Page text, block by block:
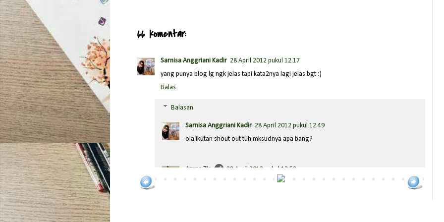
66 komentar:
Sarnisa Anggriani Kadir 28 April 2012 pukul 12.17
yang punya blog lg ngk jelas tapi kata2nya lagi jelas bgt :)
Balas
Balasan
Sarnisa Anggriani Kadir 28 April 2012 pukul 12.49
oia ikutan shout out tuh mksudnya apa bang?
Azura Zie
28 April 2012 pukul 12.52
Baca postingan yang dibawahnya deh niz, Blogger Shout OUt!